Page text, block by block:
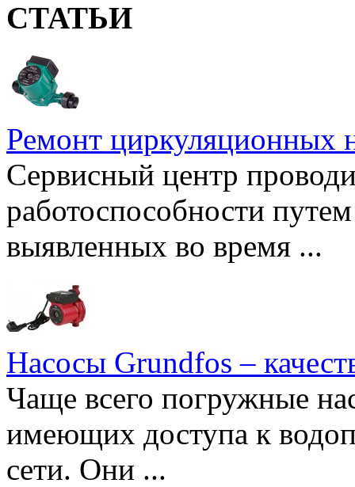
СТАТЬИ
Ремонт циркуляционных
Сервисный центр
работоспособности
выявленных во время ...
Насосы Grundfos –
Чаще всего погружные
имеющих доступа к
сети. Они ...